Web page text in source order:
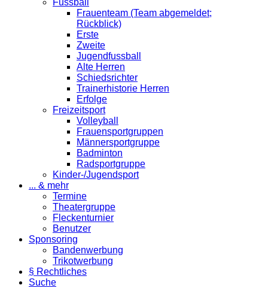
Fussball
Frauenteam (Team abgemeldet;
Rückblick)
Erste
Zweite
Jugendfussball
Alte Herren
Schiedsrichter
Trainerhistorie Herren
Erfolge
Freizeitsport
Volleyball
Frauensportgruppen
Männersportgruppe
Badminton
Radsportgruppe
Kinder-/Jugendsport
... & mehr
Termine
Theatergruppe
Fleckenturnier
Benutzer
Sponsoring
Bandenwerbung
Trikotwerbung
§ Rechtliches
Suche